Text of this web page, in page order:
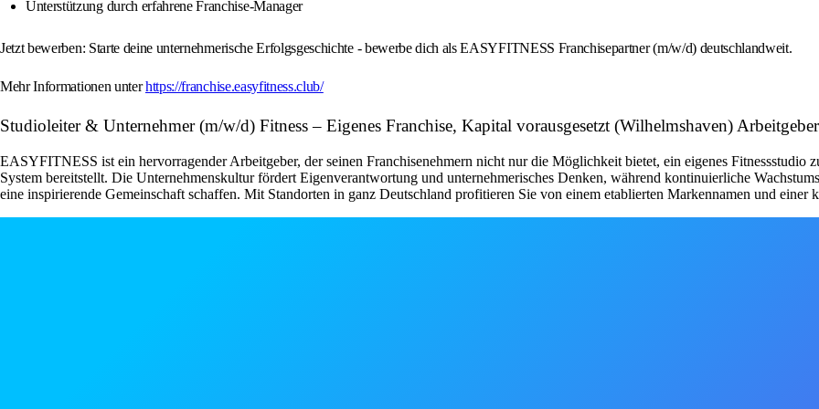
Unterstützung durch erfahrene Franchise-Manager
Jetzt bewerben: Starte deine unternehmerische Erfolgsgeschichte - bewerbe dich als EASYFITNESS Franchisepartner (m/w/d) deutschlandweit.
Mehr Informationen unterhttps://franchise.easyfitness.club/
Studioleiter & Unternehmer (m/w/d) Fitness – Eigenes Franchise, Kapital vorausgesetzt (Wilhelmshaven)
EASYFITNESS ist ein hervorragender Arbeitgeber, der seinen Franchisenehmern nicht nur die Möglichkeit bietet, ein eigenes Fitnessstudio
System bereitstellt. Die Unternehmenskultur fördert Eigenverantwortung und unternehmerisches Denken, während kontinuierliche
eine inspirierende Gemeinschaft schaffen. Mit Standorten in ganz Deutschland profitieren Sie von einem etablierten Markennamen und